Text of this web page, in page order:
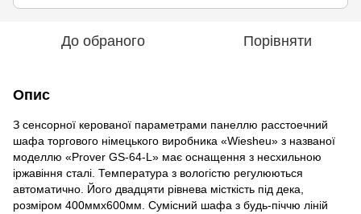
До обраного Порівняти
Опис
З сенсорної керованої параметрами панеллю расстоечний
шафа торгового німецького виробника «Wiesheu» з названої
моделлю «Prover GS-64-L» має оснащення з несхильною
іржавіння сталі. Температура з вологістю регулюються
автоматично. Його двадцяти рівнева місткість під дека,
розміром 400ммх600мм. Сумісний шафа з будь-піччю ліній